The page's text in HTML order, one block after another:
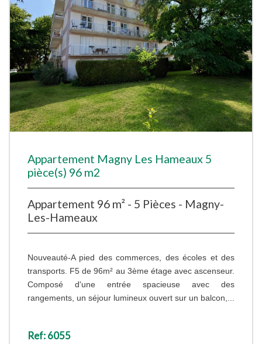
Appartement Magny Les Hameaux 5
pièce(s) 96 m2
Appartement 96 m² - 5 Pièces - Magny-
Les-Hameaux
Nouveauté-A pied des commerces, des écoles et des
transports. F5 de 96m² au 3ème étage avec ascenseur.
Composé d'une entrée spacieuse avec des
rangements, un séjour lumineux ouvert sur un balcon,...
Ref: 6055